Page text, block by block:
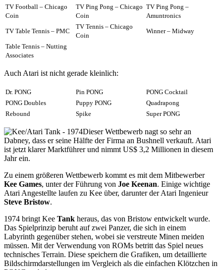
TV Football – Chicago
Coin
TV Ping Pong – Chicago
Coin
TV Ping Pong –
Amuntronics
TV Table Tennis – PMC
TV Tennis – Chicago
Coin
Winner – Midway
Table Tennis – Nutting
Associates
Auch Atari ist nicht gerade kleinlich:
Dr. PONG Pin PONG
PONG Cocktail
PONG Doubles
Puppy PONG
Quadrapong
Rebound
Spike Super PONG
Dieser Wettbewerb nagt so sehr an
Dabney, dass er seine Hälfte der Firma an Bushnell verkauft. Atari
ist jetzt klarer Marktführer und nimmt US$ 3,2 Millionen in diesem
Jahr ein.
Zu einem größeren Wettbewerb kommt es mit dem Mitbewerber
Kee Games, unter der Führung von Joe Keenan. Einige wichtige
Atari Angestellte laufen zu Kee über, darunter der Atari Ingenieur
Steve Bristow.
1974 bringt Kee Tank heraus, das von Bristow entwickelt wurde.
Das Spielprinzip beruht auf zwei Panzer, die sich in einem
Labyrinth gegenüber stehen, wobei sie verstreute Minen meiden
müssen. Mit der Verwendung von ROMs betritt das Spiel neues
technisches Terrain. Diese speichern die Grafiken, um detaillierte
Bildschirmdarstellungen im Vergleich als die einfachen Klötzchen in